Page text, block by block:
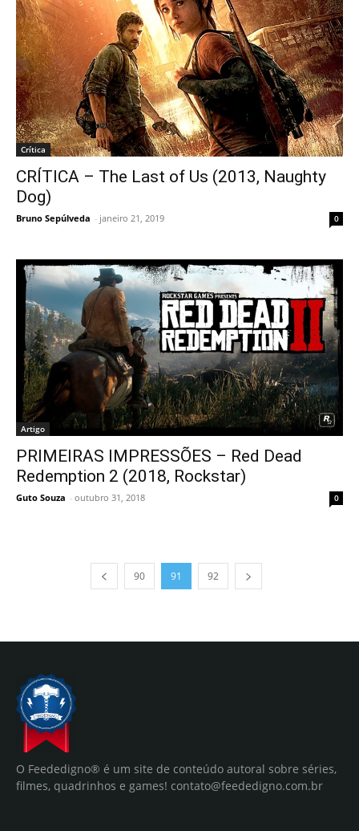
Crítica
CRÍTICA – The Last of Us (2013, Naughty
Dog)
Bruno Sepúlveda - janeiro 21, 2019 0
Artigo
PRIMEIRAS IMPRESSÕES – Red Dead
Redemption 2 (2018, Rockstar)
Guto Souza - outubro 31, 2018 0
90 91 92
O Feededigno® é um site de conteúdo autoral sobre séries,
filmes, quadrinhos e games! contato@feededigno.com.br